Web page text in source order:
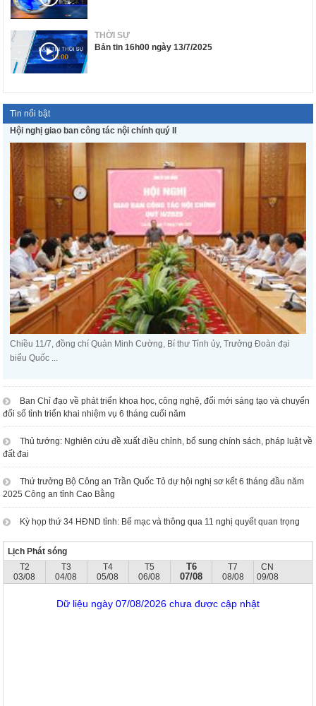
THỜI SỰ
Bản tin 16h00 ngày 13/7/2025
Tin nổi bật
Hội nghị giao ban công tác nội chính quý II
Chiều 11/7, đồng chí Quản Minh Cường, Bí thư Tỉnh ủy, Trưởng Đoàn đại
biểu Quốc ...
Ban Chỉ đạo về phát triển khoa học, công nghệ, đổi mới sáng tạo và chuyển
đổi số tỉnh triển khai nhiệm vụ 6 tháng cuối năm
Thủ tướng: Nghiên cứu đề xuất điều chỉnh, bổ sung chính sách, pháp luật về
đất đai
Thứ trưởng Bộ Công an Trần Quốc Tỏ dự hội nghị sơ kết 6 tháng đầu năm
2025 Công an tỉnh Cao Bằng
Kỳ họp thứ 34 HĐND tỉnh: Bế mạc và thông qua 11 nghị quyết quan trọng
Lịch Phát sóng
T2
03/08
T3
04/08
T4
05/08
T5
06/08
T6
07/08
T7
08/08
CN
09/08
Dữ liệu ngày 07/08/2026 chưa được cập nhật